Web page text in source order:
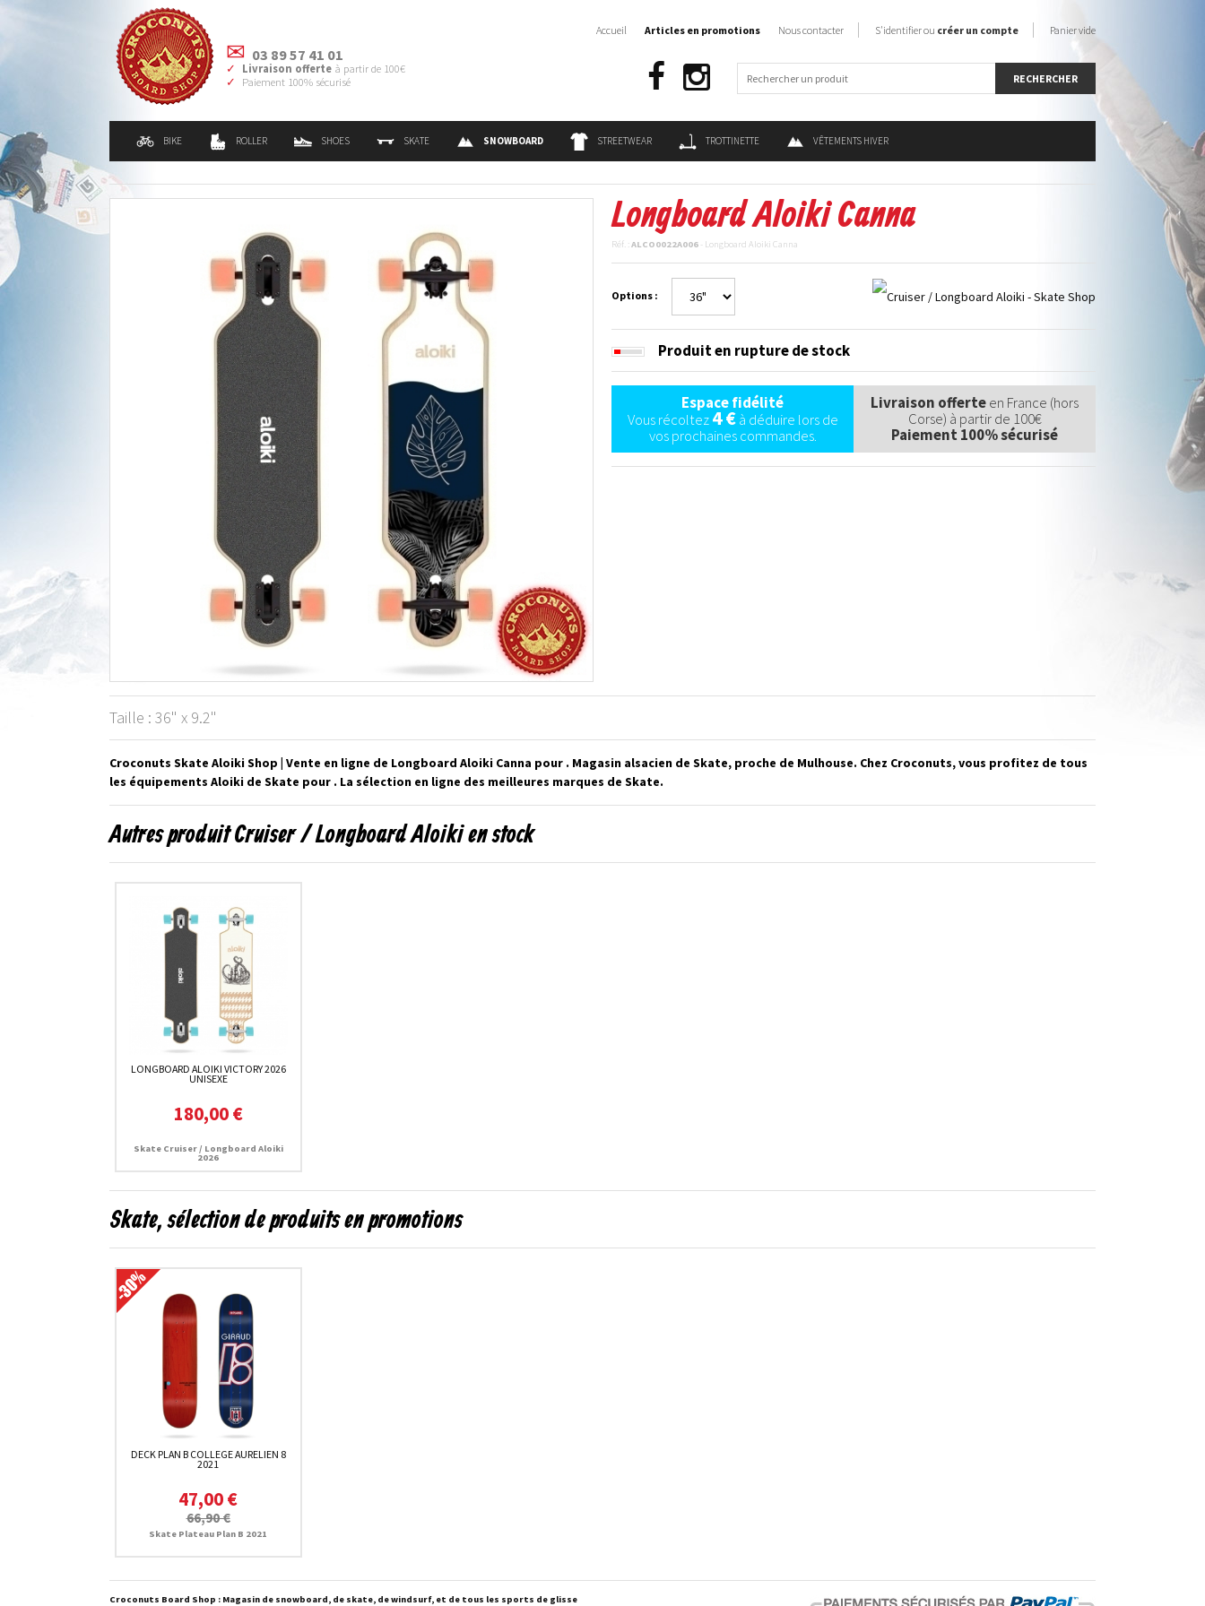
03 89 57 41 01
Livraison offerte à partir de 100€
Paiement 100% sécurisé
BIKE ROLLER SHOES SKATE SNOWBOARD STREETWEAR TROTTINETTE VÊTEMENTS HIVER
Accueil Articles en promotions Nous contacter S'identifier ou créer un compte Panier vide
Longboard Aloiki Canna
Réf. :ALCO0022A006 - Longboard Aloiki Canna
Options :
Produit en rupture de stock
Espace fidélité
Vous récoltez4 €à déduire lors de
vos prochaines commandes.
Livraison offerteen France (hors
Corse) à partir de 100€
Paiement 100% sécurisé
Taille : 36" x 9.2"
Croconuts Skate Aloiki Shop | Vente en ligne de Longboard Aloiki Canna pour . Magasin alsacien de Skate, proche de Mulhouse. Chez Croconuts, vous profitez de tous
les équipements Aloiki de Skate pour . La sélection en ligne des meilleures marques de Skate.
Autres produit Cruiser / Longboard Aloiki en stock
LONGBOARD ALOIKI VICTORY 2026
UNISEXE
180,00 €
Skate Cruiser / Longboard Aloiki
2026
Skate, sélection de produits en promotions
DECK PLAN B COLLEGE AURELIEN 8
2021
47,00 €
66,90 €
Skate Plateau Plan B 2021
Croconuts Board Shop : Magasin de snowboard, de skate, de windsurf, et de tous les sports de glisse